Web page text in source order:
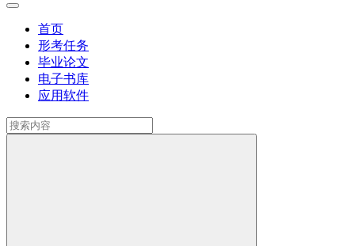
首页
形考任务
毕业论文
电子书库
应用软件